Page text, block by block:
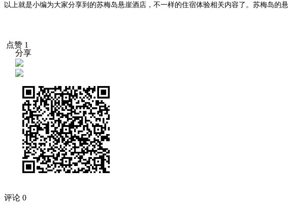
以上就是小编为大家分享到的苏梅岛悬崖酒店，不一样的住宿体验相关内容了。苏梅岛
点赞 1
分享
评论 0